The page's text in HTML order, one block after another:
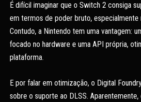
É difícil imaginar que o Switch 2 consiga
em termos de poder bruto, especialmente
Contudo, a Nintendo tem uma vantagem:
focado no hardware e uma API própria,
plataforma.
E por falar em otimização, o Digital
sobre o suporte ao DLSS.